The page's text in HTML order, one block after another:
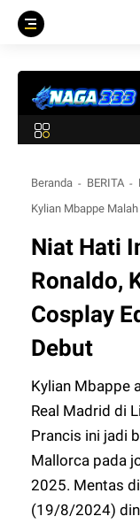
Beranda BERITA
Kylian Mbappe
Niat Hati
Ronaldo,
Cosplay
Debut
Kylian Mbappe
Real Madrid di
Prancis ini jadi
Mallorca pada
2025. Mentas
(19/8/2024)